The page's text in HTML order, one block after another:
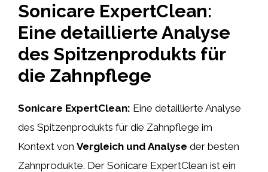
Sonicare ExpertClean:
Eine detaillierte Analyse
des Spitzenprodukts für
die Zahnpflege
Sonicare ExpertClean: Eine detaillierte Analyse
des Spitzenprodukts für die Zahnpflege im
Kontext von Vergleich und Analyse der besten
Zahnprodukte. Der Sonicare ExpertClean ist ein